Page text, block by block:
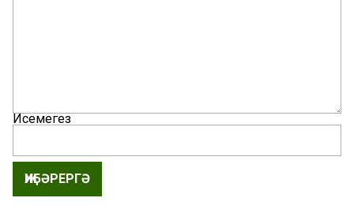
Исемегез
ҖИБӘРЕРГӘ